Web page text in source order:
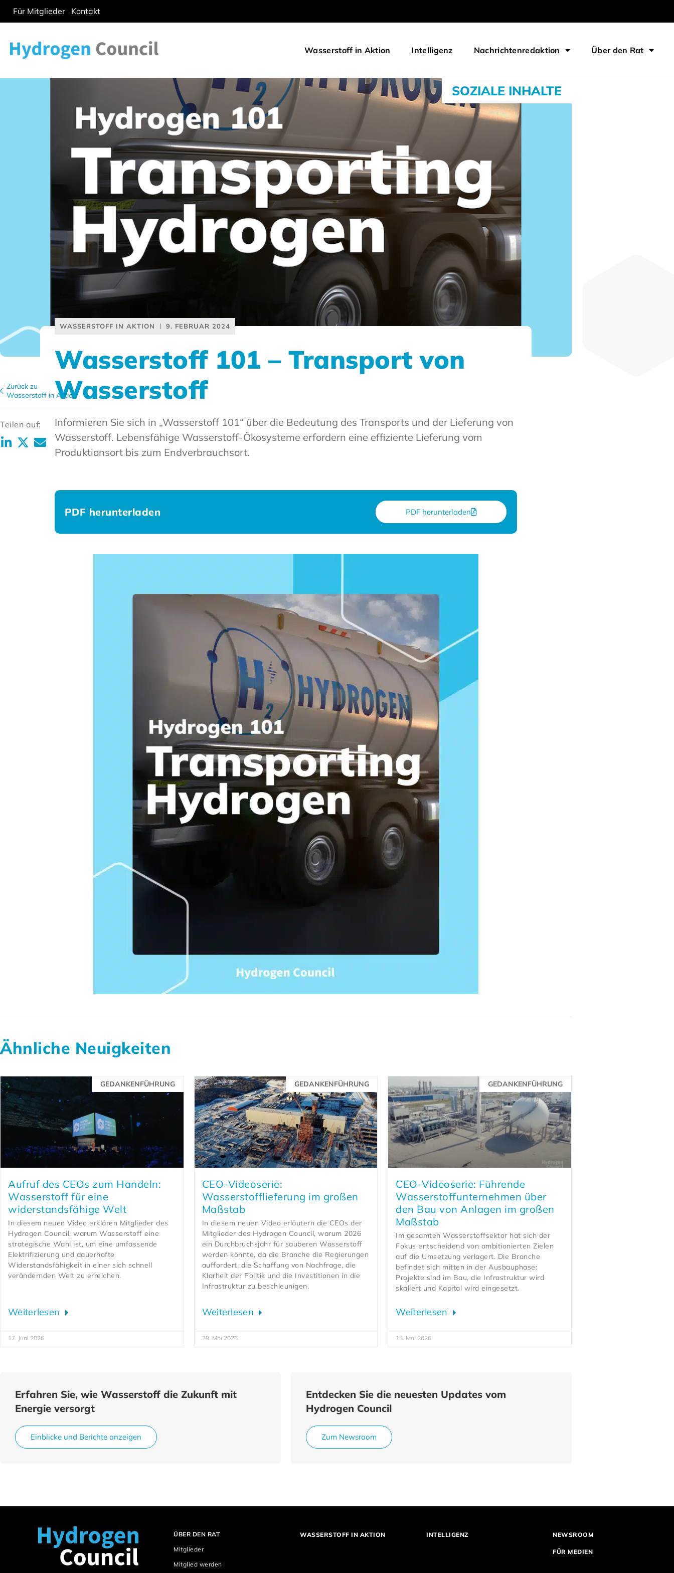
Für Mitglieder Kontakt
Wasserstoff in Aktion Intelligenz Nachrichtenredaktion Über den Rat
SOZIALE INHALTE
Zurück zu
Wasserstoff in Aktion
Teilen auf:
WASSERSTOFF IN AKTION 9. FEBRUAR 2024
Wasserstoff 101 – Transport von
Wasserstoff
Informieren Sie sich in „Wasserstoff 101“ über die Bedeutung des Transports und der Lieferung von
Wasserstoff. Lebensfähige Wasserstoff-Ökosysteme erfordern eine effiziente Lieferung vom
Produktionsort bis zum Endverbrauchsort.
PDF herunterladen PDF herunterladen
Ähnliche Neuigkeiten
GEDANKENFÜHRUNG
Aufruf des CEOs zum Handeln:
Wasserstoff für eine
widerstandsfähige Welt
In diesem neuen Video erklären Mitglieder des
Hydrogen Council, warum Wasserstoff eine
strategische Wahl ist, um eine umfassende
Elektrifizierung und dauerhafte
Widerstandsfähigkeit in einer sich schnell
verändernden Welt zu erreichen.
Weiterlesen
17. Juni 2026
GEDANKENFÜHRUNG
CEO-Videoserie:
Wasserstofflieferung im großen
Maßstab
In diesem neuen Video erläutern die CEOs der
Mitglieder des Hydrogen Council, warum 2026
ein Durchbruchsjahr für sauberen Wasserstoff
werden könnte, da die Branche die Regierungen
auffordert, die Schaffung von Nachfrage, die
Klarheit der Politik und die Investitionen in die
Infrastruktur zu beschleunigen.
Weiterlesen
29. Mai 2026
GEDANKENFÜHRUNG
CEO-Videoserie: Führende
Wasserstoffunternehmen über
den Bau von Anlagen im großen
Maßstab
Im gesamten Wasserstoffsektor hat sich der
Fokus entscheidend von ambitionierten Zielen
auf die Umsetzung verlagert. Die Branche
befindet sich mitten in der Ausbauphase:
Projekte sind im Bau, die Infrastruktur wird
skaliert und Kapital wird eingesetzt.
Weiterlesen
15. Mai 2026
Erfahren Sie, wie Wasserstoff die Zukunft mit
Energie versorgt
Einblicke und Berichte anzeigen
Entdecken Sie die neuesten Updates vom
Hydrogen Council
Zum Newsroom
ÜBER DEN RAT
Mitglieder
Mitglied werden
WASSERSTOFF IN AKTION INTELLIGENZ NEWSROOM
FÜR MEDIEN